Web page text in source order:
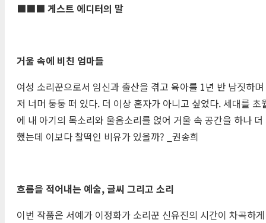
■■■ 게스트 에디터의 말
거울 속에 비친 엄마들
여성 소리꾼으로서 임신과 출산을 겪고 육아를 1년 반 남짓하
저 너머 둥둥 떠 있다. 더 이상 혼자가 아니고 싶었다. 세대를
에 내 아기의 목소리와 울음소리를 얹어 거울 속 공간을 하나
했는데 이보다 찰떡인 비유가 있을까? _권송희
흐름을 적어내는 예술,글씨 그리고 소리
이번 작품은 서예가 이정화가 소리꾼 신유진의 시간이 차곡하